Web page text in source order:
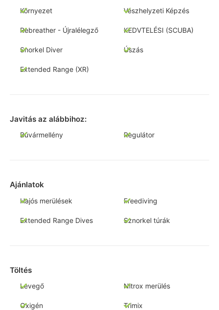
Környezet Vészhelyzeti Képzés
Rebreather - Újralélegző KEDVTELÉSI (SCUBA)
Snorkel Diver Úszás
Extended Range (XR)
Javitás az alábbihoz:
Búvármellény Regulátor
Ajánlatok
Hajós merülések Freediving
Extended Range Dives Sznorkel túrák
Töltés
Levegő Nitrox merülés
Oxigén Trimix